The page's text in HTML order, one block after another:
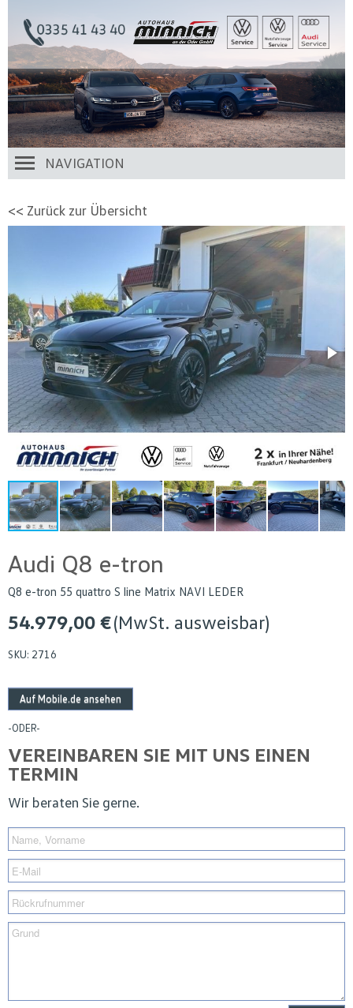
NAVIGATION
<< Zurück zur Übersicht
Audi Q8 e-tron
Q8 e-tron 55 quattro S line Matrix NAVI LEDER
54.979,00 €(MwSt. ausweisbar)
SKU: 2716
Auf Mobile.de ansehen
-ODER-
VEREINBAREN SIE MIT UNS EINEN
TERMIN
Wir beraten Sie gerne.